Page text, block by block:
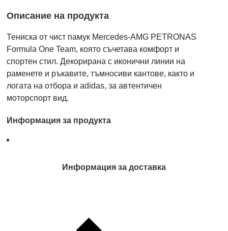
Описание на продукта
Тениска от чист памук Mercedes-AMG PETRONAS
Formula One Team, която съчетава комфорт и
спортен стил. Декорирана с иконични линии на
раменете и ръкавите, тъмносиви кантове, както и
логата на отбора и adidas, за автентичен
моторспорт вид.
Информация за продукта
Информация за доставка